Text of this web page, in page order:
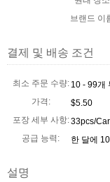
브랜드 이
결제 및 배송 조건
최소 주문 수량: 10 - 99개
가격:
$5.50
포장 세부 사항:33pcs/
공급 능력:
한 달에
설명